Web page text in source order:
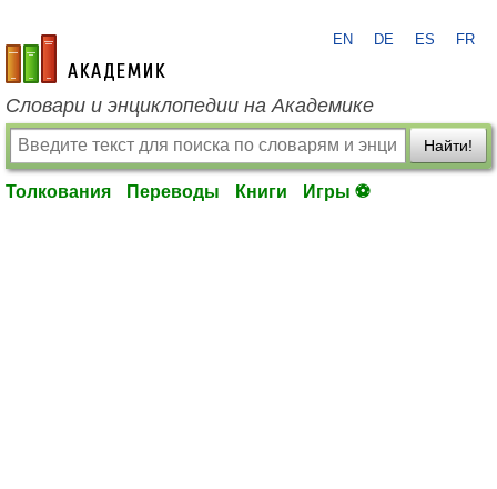
academic.ru
EN DE ES FR
Словари и энциклопедии на Академике
Найти!
Толкования Переводы Книги Игры ⚽